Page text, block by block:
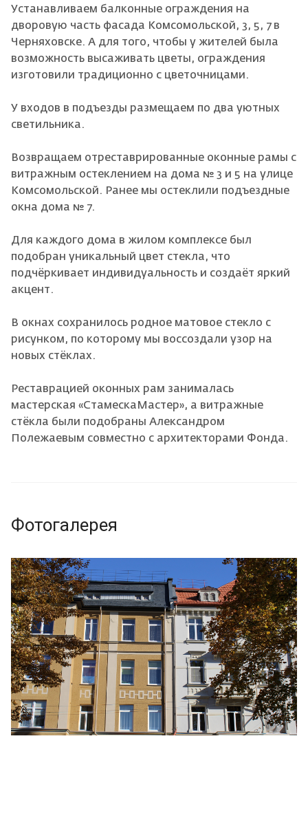
Устанавливаем балконные ограждения на
дворовую часть фасада Комсомольской, 3, 5, 7 в
Черняховске. А для того, чтобы у жителей была
возможность высаживать цветы, ограждения
изготовили традиционно с цветочницами.
У входов в подъезды размещаем по два уютных
светильника.
Возвращаем отреставрированные оконные рамы с
витражным остеклением на дома № 3 и 5 на улице
Комсомольской. Ранее мы остеклили подъездные
окна дома № 7.
Для каждого дома в жилом комплексе был
подобран уникальный цвет стекла, что
подчёркивает индивидуальность и создаёт яркий
акцент.
В окнах сохранилось родное матовое стекло с
рисунком, по которому мы воссоздали узор на
новых стёклах.
Реставрацией оконных рам занималась
мастерская «СтамескаМастер», а витражные
стёкла были подобраны Александром
Полежаевым совместно с архитекторами Фонда.
Фотогалерея